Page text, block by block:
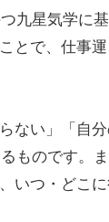
九星気学に
とで、仕事
ない」「自
ものです。
いつ・どこ